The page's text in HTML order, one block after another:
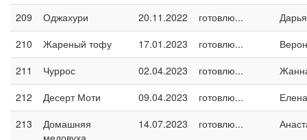
209 Оджахури 20.11.2022 готовлю...
Дарья
210
Жареный тофу 17.01.2023 готовлю...
211
Чуррос 02.04.2023 готовлю...
212
Десерт Моти 09.04.2023 готовлю...
213
Домашняя
14.07.2023 готовлю...